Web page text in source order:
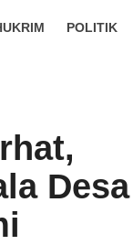
POLITIK
Desa